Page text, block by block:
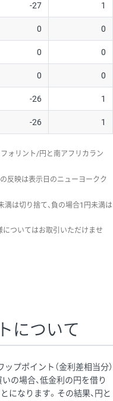
-27 1
0 0
0 0
0 0
-26 1
-26 1
ォリント/円と南アフリカラン
反映は表示日のニューヨークク
満は切り捨て、負の場合1円未満は
ついてはお取引いただけませ
について
プポイント（金利差相当分）
の場合、低金利の円を借り
になります。その結果、円と